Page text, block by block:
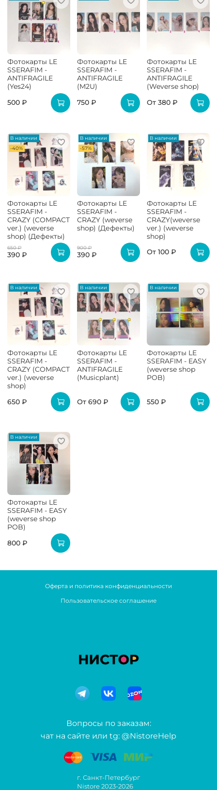
Фотокарты LE
SSERAFIM -
ANTIFRAGILE
(Yes24)
500 ₽
Фотокарты LE
SSERAFIM -
ANTIFRAGILE
(M2U)
750 ₽
Фотокарты LE
SSERAFIM -
ANTIFRAGILE
(Weverse shop)
От 380 ₽
В наличии
-40%
Фотокарты LE
SSERAFIM -
CRAZY (COMPACT
ver.) (weverse
shop) (Дефекты)
650 ₽
390 ₽
В наличии
-57%
Фотокарты LE
SSERAFIM -
CRAZY (weverse
shop) (Дефекты)
900 ₽
390 ₽
В наличии
Фотокарты LE
SSERAFIM -
CRAZY(weverse
ver.) (weverse
shop)
От 100 ₽
В наличии
Фотокарты LE
SSERAFIM -
CRAZY (COMPACT
ver.) (weverse
shop)
650 ₽
В наличии
Фотокарты LE
SSERAFIM -
ANTIFRAGILE
(Musicplant)
От 690 ₽
В наличии
Фотокарты LE
SSERAFIM - EASY
(weverse shop
POB)
550 ₽
В наличии
Фотокарты LE
SSERAFIM - EASY
(weverse shop
POB)
800 ₽
Оферта и политика конфиденциальности
Пользовательское соглашение
Вопросы по заказам:
чат на сайте или tg: @NistoreHelp
г. Санкт-Петербург
Nistore 2023-2026